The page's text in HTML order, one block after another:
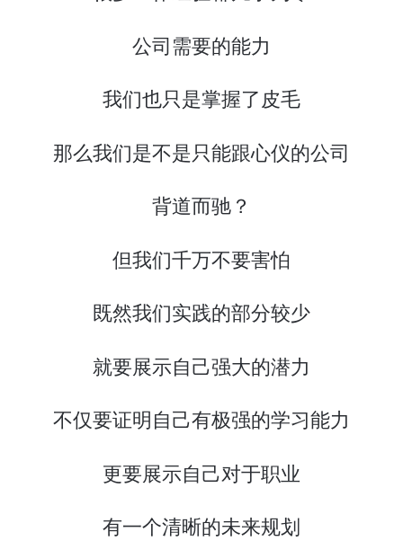
公司需要的能力
我们也只是掌握了皮毛
那么我们是不是只能跟心仪的公司
背道而驰？
但我们千万不要害怕
既然我们实践的部分较少
就要展示自己强大的潜力
不仅要证明自己有极强的学习能力
更要展示自己对于职业
有一个清晰的未来规划